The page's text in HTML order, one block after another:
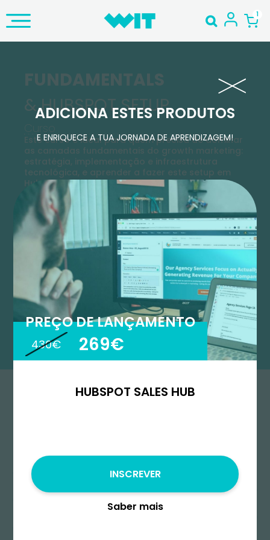
FUNDAMENTALS
& HUBSPOTSETUP
Este curso é ideal para quem precisa de dominar
as camadas fundamentais do growth marketing:
estratégia, implementação e infraestrutura
tecnológica, e aprender a fazer este setup em
Hubspot.
Começa
ADICIONA ESTES PRODUTOS
E ENRIQUECE A TUA JORNADA DE APRENDIZAGEM!
PREÇO DE LANÇAMENTO
430€ 269€
HUBSPOT SALES HUB
INSCREVER
Saber mais